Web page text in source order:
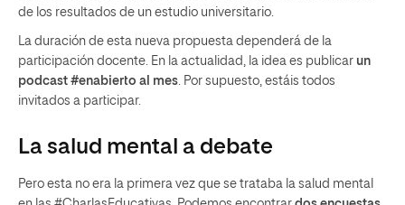
de los resultados de un estudio universitario.
La duración de esta nueva propuesta dependerá de la
participación docente. En la actualidad, la idea es publicar un
podcast #enabierto al mes . Por supuesto, estáis todos
invitados a participar.
La salud mental a debate
Pero esta no era la primera vez que se trataba la salud mental